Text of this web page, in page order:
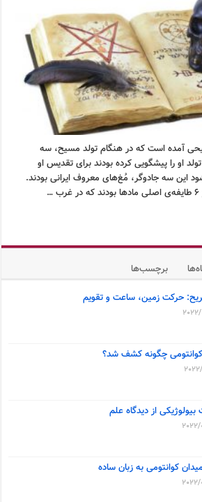
آمده است که در هنگام تولد مسیح، سه
او را پیشگویی کرده بودند برای تقدیس او
این سه جادوگر، مُغ‌های معروف ایرانی بودند.
برچسب‌ها
حرکت زمین، ساعت و تقویم
چگونه کشف شد؟
از دیدگاه علم
کوانتومی به زبان ساده